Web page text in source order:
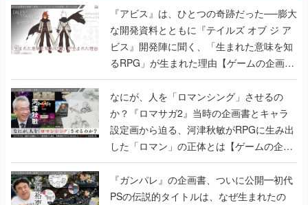
『アビス』は、ひとつの奇跡だった──膨大
な開発資料とともに『テイルズ オブ ジ ア
ビス』開発陣に聞く、「生まれた意味を知
るRPG」が生まれた理由【ゲームの企画
書】
なにが、人を「ロマンシング」させるの
か？『ロマサガ2』当時の企画書とキャラ
設定画から迫る、河津秋敏がRPGに生み出
した「ロマン」の正体とは【ゲームの企画
書】
『ガンパレ』の企画書、ついに公開━初代
PSの伝説的タイトルは、なぜ生まれたの